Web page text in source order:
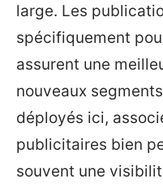
large. Les
spécifiquement
assurent une
nouveaux
déployés ici,
publicitaires bien
souvent une